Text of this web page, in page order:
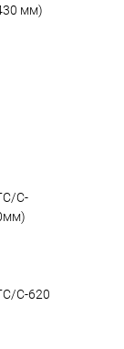
мм)
C-
C-620